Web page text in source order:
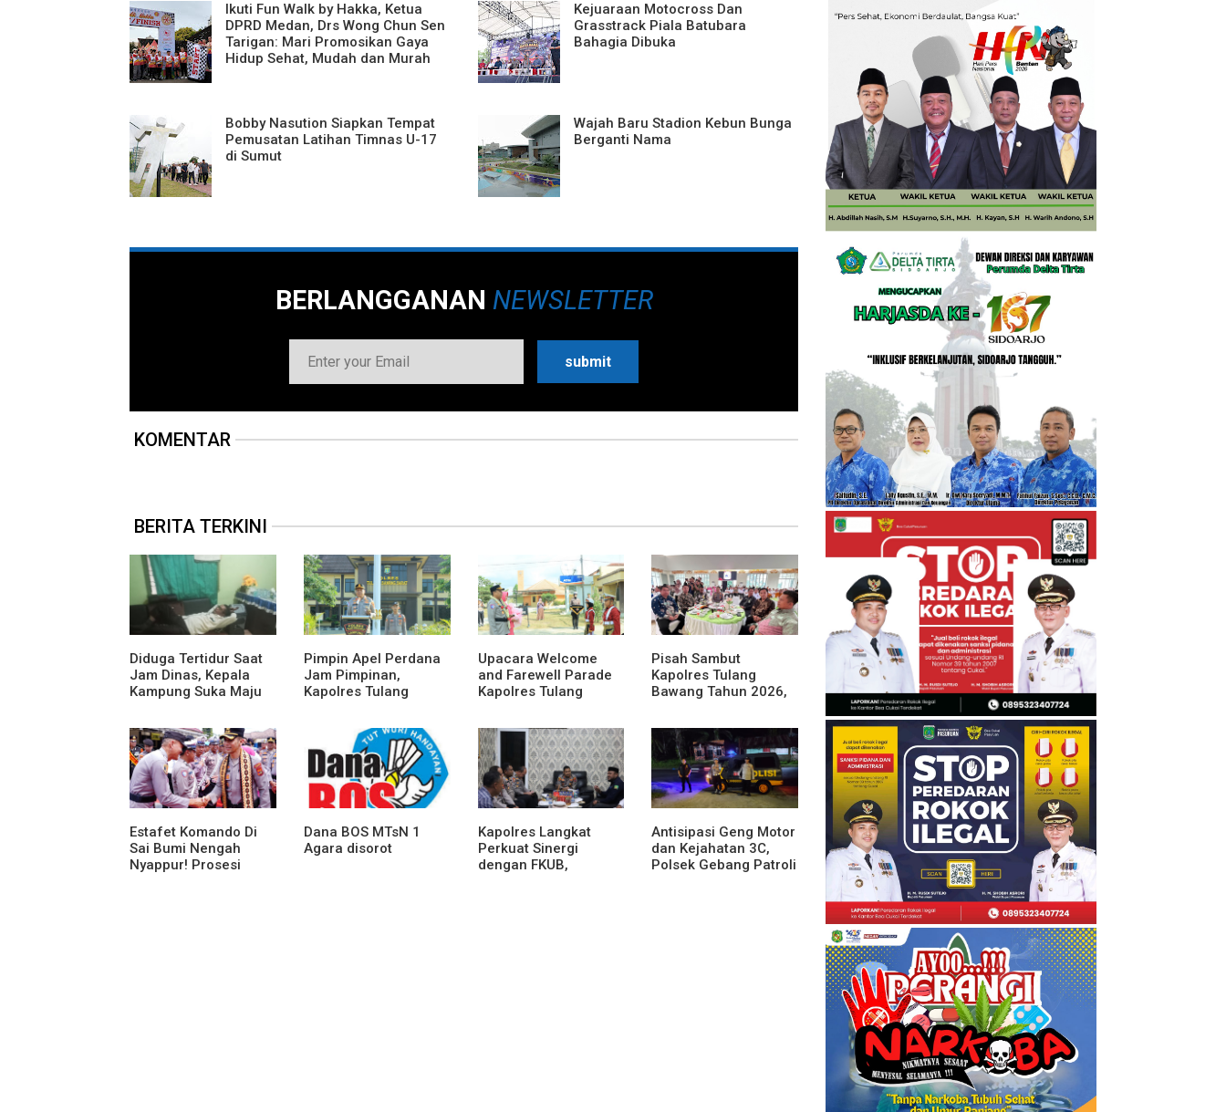
Ikuti Fun Walk by Hakka, Ketua
DPRD Medan, Drs Wong Chun Sen
Tarigan: Mari Promosikan Gaya
Hidup Sehat, Mudah dan Murah
Kejuaraan Motocross Dan
Grasstrack Piala Batubara
Bahagia Dibuka
Bobby Nasution Siapkan Tempat
Pemusatan Latihan Timnas U-17
di Sumut
Wajah Baru Stadion Kebun Bunga
Berganti Nama
BERLANGGANAN NEWSLETTER
KOMENTAR
BERITA TERKINI
Diduga Tertidur Saat
Jam Dinas, Kepala
Kampung Suka Maju
Media
Pimpin Apel Perdana
Jam Pimpinan,
Kapolres Tulang
Arahan dan
Penekanan Pada
Personil
Upacara Welcome
and Farewell Parade
Kapolres Tulang
Berlangsung Khidmat
Pisah Sambut
Kapolres Tulang
Bawang Tahun 2026,
Forkopimda untuk
Menjaga Stabilitas
Daerah
Estafet Komando Di
Sai Bumi Nengah
Nyappur! Prosesi
Dana BOS MTsN 1
Agara disorot
Kapolres Langkat
Perkuat Sinergi
dengan FKUB,
Antisipasi Geng Motor
dan Kejahatan 3C,
Polsek Gebang Patroli